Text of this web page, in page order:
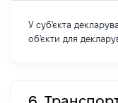
У суб'єкта
об'єкти для